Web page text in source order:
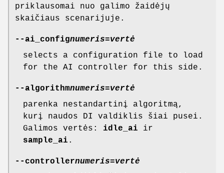
priklausomai nuo galimo žaidėjų
skaičiaus scenarijuje.
--ai_confignumeris=vertė
selects a configuration file to load
for the AI controller for this side.
--algorithmnumeris=vertė
parenka nestandartinį algoritmą,
kurį naudos DI valdiklis šiai pusei.
Galimos vertės: idle_ai ir
sample_ai .
--controllernumeris=vertė